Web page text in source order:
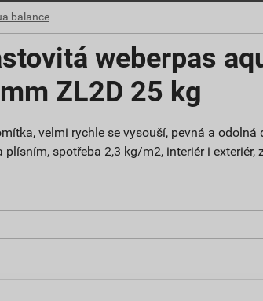
balance
weberpas
ZL2D 25 kg
velmi rychle se vysouší, pevná a odolná
spotřeba 2,3 kg/m2, interiér i exteriér,